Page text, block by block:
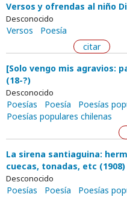
Versos y ofrendas al niño
Desconocido
Versos
Poesía
citar
[Solo vengo mis agravios:
(18-?)
Desconocido
Poesías Poesía
Poesías
Poesías populares chilenas
La sirena santiaguina:
cuecas, tonadas, etc (1908)
Desconocido
Poesías Poesía
Poesías